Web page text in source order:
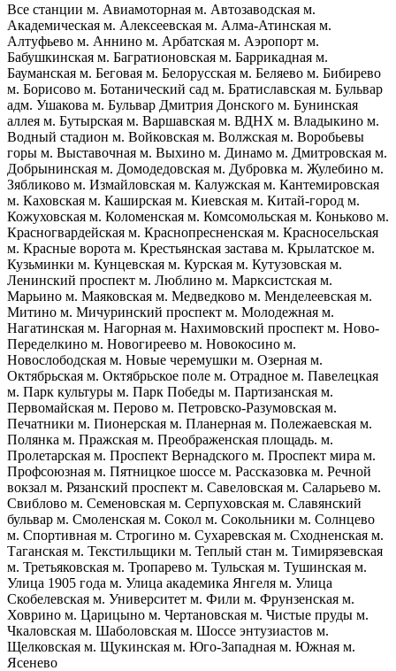
Все станции м. Авиамоторная м. Автозаводская м.
Академическая м. Алексеевская м. Алма-Атинская м.
Алтуфьево м. Аннино м. Арбатская м. Аэропорт м.
Бабушкинская м. Багратионовская м. Баррикадная м.
Бауманская м. Беговая м. Белорусская м. Беляево м. Бибирево
м. Борисово м. Ботанический сад м. Братиславская м. Бульвар
адм. Ушакова м. Бульвар Дмитрия Донского м. Бунинская
аллея м. Бутырская м. Варшавская м. ВДНХ м. Владыкино м.
Водный стадион м. Войковская м. Волжская м. Воробьевы
горы м. Выставочная м. Выхино м. Динамо м. Дмитровская м.
Добрынинская м. Домодедовская м. Дубровка м. Жулебино м.
Зябликово м. Измайловская м. Калужская м. Кантемировская
м. Каховская м. Каширская м. Киевская м. Китай-город м.
Кожуховская м. Коломенская м. Комсомольская м. Коньково м.
Красногвардейская м. Краснопресненская м. Красносельская
м. Красные ворота м. Крестьянская застава м. Крылатское м.
Кузьминки м. Кунцевская м. Курская м. Кутузовская м.
Ленинский проспект м. Люблино м. Марксистская м.
Марьино м. Маяковская м. Медведково м. Менделеевская м.
Митино м. Мичуринский проспект м. Молодежная м.
Нагатинская м. Нагорная м. Нахимовский проспект м. Ново-
Переделкино м. Новогиреево м. Новокосино м.
Новослободская м. Новые черемушки м. Озерная м.
Октябрьская м. Октябрьское поле м. Отрадное м. Павелецкая
м. Парк культуры м. Парк Победы м. Партизанская м.
Первомайская м. Перово м. Петровско-Разумовская м.
Печатники м. Пионерская м. Планерная м. Полежаевская м.
Полянка м. Пражская м. Преображенская площадь. м.
Пролетарская м. Проспект Вернадского м. Проспект мира м.
Профсоюзная м. Пятницкое шоссе м. Рассказовка м. Речной
вокзал м. Рязанский проспект м. Савеловская м. Саларьево м.
Свиблово м. Семеновская м. Серпуховская м. Славянский
бульвар м. Смоленская м. Сокол м. Сокольники м. Солнцево
м. Спортивная м. Строгино м. Сухаревская м. Сходненская м.
Таганская м. Текстильщики м. Теплый стан м. Тимирязевская
м. Третьяковская м. Тропарево м. Тульская м. Тушинская м.
Улица 1905 года м. Улица академика Янгеля м. Улица
Скобелевская м. Университет м. Фили м. Фрунзенская м.
Ховрино м. Царицыно м. Чертановская м. Чистые пруды м.
Чкаловская м. Шаболовская м. Шоссе энтузиастов м.
Щелковская м. Щукинская м. Юго-Западная м. Южная м.
Ясенево